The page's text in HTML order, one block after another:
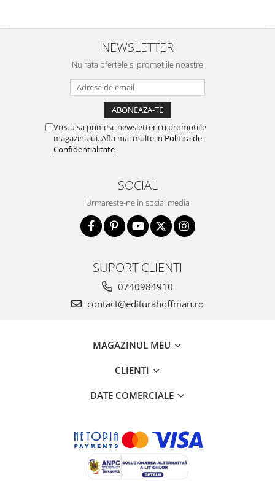
NEWSLETTER
Nu rata ofertele si promotiile noastre
Vreau sa primesc newsletter cu promotiile
magazinului. Afla mai multe in Politica de
Confidentialitate
SOCIAL
Urmareste-ne in social media
SUPORT CLIENTI
0740984910
contact@editurahoffman.ro
MAGAZINUL MEU
CLIENTI
DATE COMERCIALE